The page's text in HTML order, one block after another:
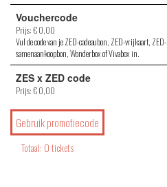
Vouchercode
Prijs: € 0,00
Vul de code van je ZED-cadeaubon, ZED-vrijkaart, ZED-
samenaankoopbon, Wonderbox of Vivabox in.
ZES x ZED code
Prijs: € 0,00
Gebruik promotiecode
Totaal: 0 tickets